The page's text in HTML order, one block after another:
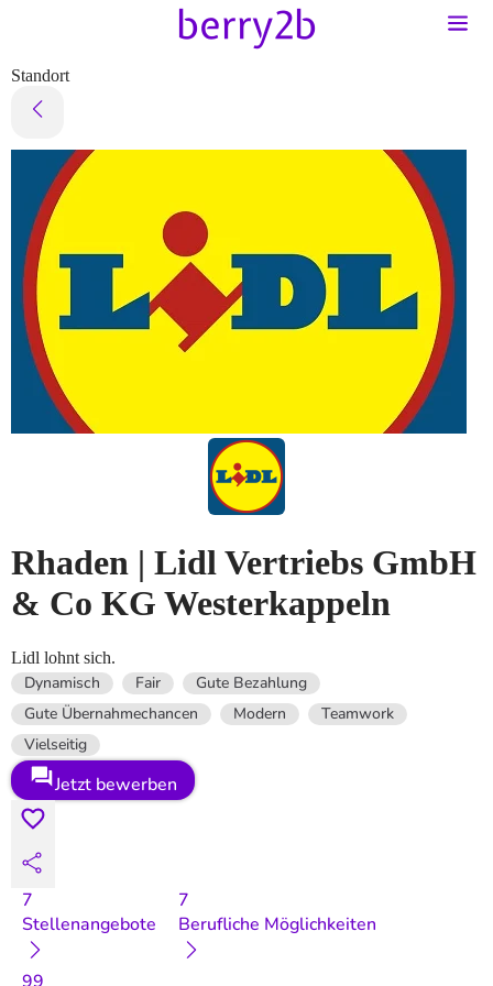
Standort
Rhaden | Lidl Vertriebs GmbH
& Co KG Westerkappeln
Lidl lohnt sich.
Dynamisch Fair
Gute Bezahlung
Gute Übernahmechancen
Modern
Teamwork
Vielseitig
Jetzt bewerben
7
Stellenangebote
7
Berufliche Möglichkeiten